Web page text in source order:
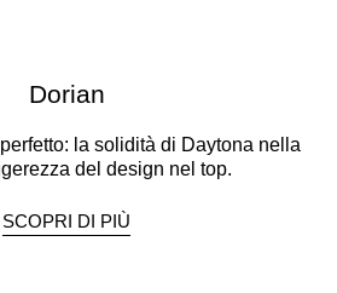
Dorian
la solidità di Daytona nella
del design nel top.
SCOPRI DI PIÙ